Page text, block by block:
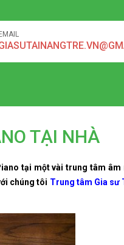
EMAIL
TẠI NHÀ
tại một vài trung tâm âm
chúng tôi Trung tâm Gia sư